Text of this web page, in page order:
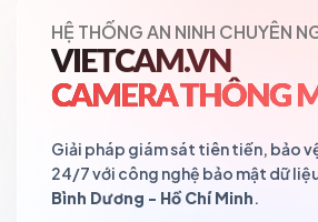
HỆ THỐNG AN NINH CHUYÊN
VIETCAM.VN
CAMERA THÔNG
Giải pháp giám sát tiên tiến, bảo
24/7 với công nghệ bảo mật dữ
Bình Dương - Hồ Chí Minh.